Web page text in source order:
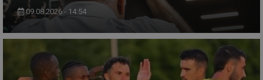
09.08.2026 - 14:54